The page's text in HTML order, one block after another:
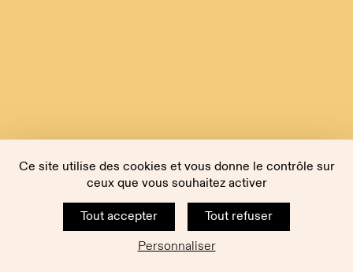
Ce site utilise des cookies et vous donne le contrôle sur
ceux que vous souhaitez activer
Tout accepter
Tout refuser
Personnaliser